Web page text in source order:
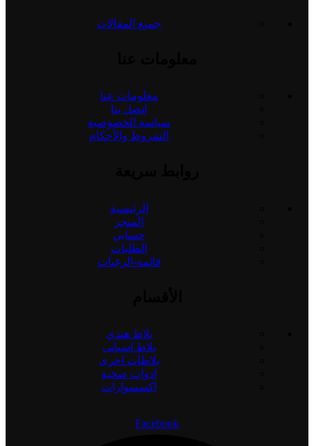
جميع المقالات
معلومات عنا
اتصل بنا
سياسة الخصوصية
الشروط والأحكام
الرئيسية
المتجر
حسابي
الطلبات
قائمة-الرغبات
بلاط هندي
بلاط اسبانى
بلاطات اخرى
ادوات صحية
اكسسوارات
Facebook